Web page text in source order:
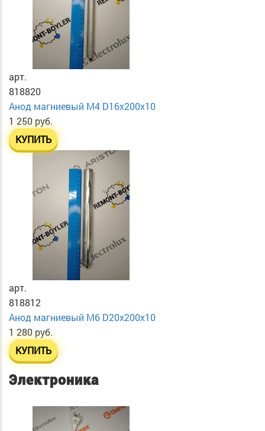
арт.
818820
Анод магниевый М4 D16х200х10
1 250 руб.
КУПИТЬ
арт.
818812
Анод магниевый М6 D20х200х10
1 280 руб.
КУПИТЬ
Электроника